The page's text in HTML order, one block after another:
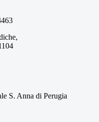
S. Anna di Perugia